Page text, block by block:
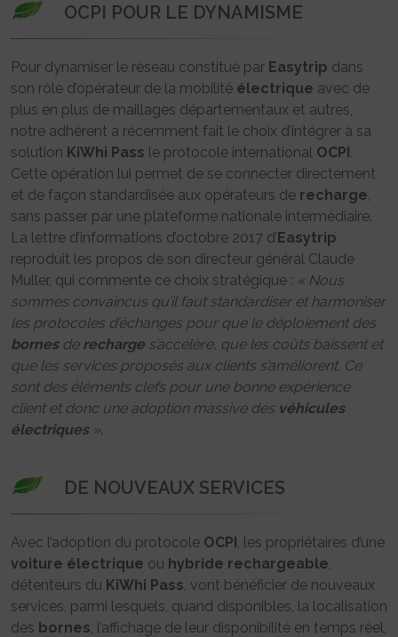
OCPI POUR LE DYNAMISME
Pour dynamiser le réseau constitué par Easytrip dans
son rôle d’opérateur de la mobilité électrique avec de
plus en plus de maillages départementaux et autres,
notre adhérent a récemment fait le choix d’intégrer à sa
solution KiWhi Pass le protocole international OCPI.
Cette opération lui permet de se connecter directement
et de façon standardisée aux opérateurs de recharge
sans passer par une plateforme nationale intermédiaire.
La lettre d’informations d’octobre 2017 d’Easytrip
reproduit les propos de son directeur général Claude
Muller, qui commente ce choix stratégique : « Nous
sommes convaincus qu’il faut standardiser et harmoniser
les protocoles d’échanges pour que le déploiement des
bornesde recharge s’accélère, que les coûts baissent et
que les services proposés aux clients s’améliorent. Ce
sont des éléments clefs pour une bonne expérience
client et donc une adoption massive des véhicules
électriques».
DE NOUVEAUX SERVICES
Avec l’adoption du protocole OCPI , les propriétaires d’une
voiture électrique ou hybride rechargeable
détenteurs du KiWhi Pass , vont bénéficier de nouveaux
services, parmi lesquels, quand disponibles, la localisation
des bornes , l’affichage de leur disponibilité en temps réel,